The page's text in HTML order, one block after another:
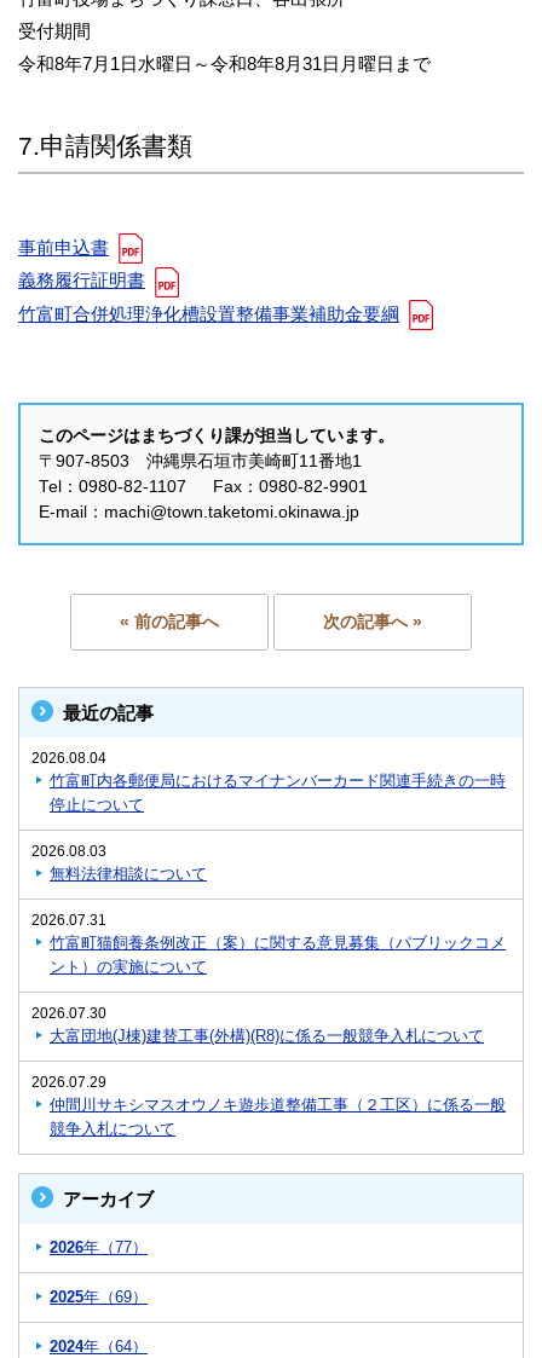
受付期間
令和8年7月1日水曜日～令和8年8月31日月曜日まで
7.申請関係書類
事前申込書
義務履行証明書
竹富町合併処理浄化槽設置整備事業補助金要綱
このページはまちづくり課が担当しています。
〒907-8503 沖縄県石垣市美崎町11番地1
Tel：0980-82-1107 Fax：0980-82-9901
E-mail：machi@town.taketomi.okinawa.jp
« 前の記事へ 次の記事へ »
最近の記事
2026.08.04
竹富町内各郵便局におけるマイナンバーカード関連手続きの一時
停止について
2026.08.03
無料法律相談について
2026.07.31
竹富町猫飼養条例改正（案）に関する意見募集（パブリックコメ
ント）の実施について
2026.07.30
大富団地(J棟)建替工事(外構)(R8)に係る一般競争入札について
2026.07.29
仲間川サキシマスオウノキ遊歩道整備工事（２工区）に係る一般
競争入札について
アーカイブ
2026年（77）
2025年（69）
2024年（64）